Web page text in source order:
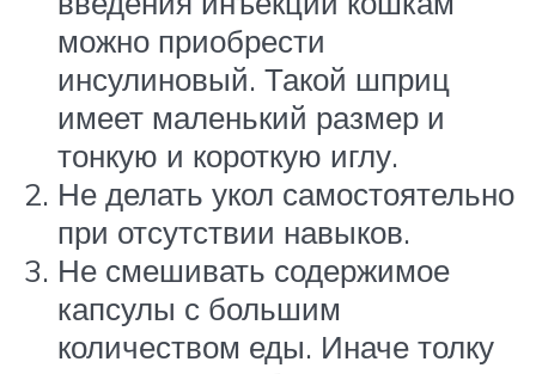
можно приобрести
инсулиновый. Такой шприц
имеет маленький размер и
тонкую и короткую иглу.
Не делать укол самостоятельно
при отсутствии навыков.
Не смешивать содержимое
капсулы с большим
количеством еды. Иначе толку